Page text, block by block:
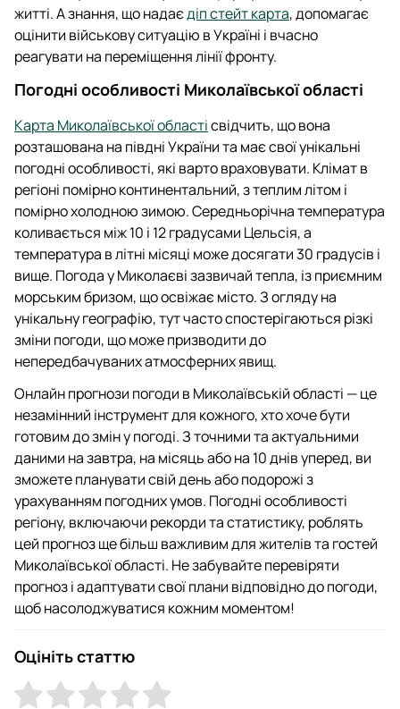
житті. А знання, що надаєдіп стейт карта, допомагає
оцінити військову ситуацію в Україні і вчасно
реагувати на переміщення лінії фронту.
Погодні особливості Миколаївської області
Карта Миколаївської областісвідчить, що вона
розташована на півдні України та має свої унікальні
погодні особливості, які варто враховувати. Клімат в
регіоні помірно континентальний, з теплим літом і
помірно холодною зимою. Середньорічна температура
коливається між 10 і 12 градусами Цельсія, а
температура в літні місяці може досягати 30 градусів і
вище. Погода у Миколаєві зазвичай тепла, із приємним
морським бризом, що освіжає місто. З огляду на
унікальну географію, тут часто спостерігаються різкі
зміни погоди, що може призводити до
непередбачуваних атмосферних явищ.
Онлайн прогнози погоди в Миколаївській області — це
незамінний інструмент для кожного, хто хоче бути
готовим до змін у погоді. З точними та актуальними
даними на завтра, на місяць або на 10 днів уперед, ви
зможете планувати свій день або подорожі з
урахуванням погодних умов. Погодні особливості
регіону, включаючи рекорди та статистику, роблять
цей прогноз ще більш важливим для жителів та гостей
Миколаївської області. Не забувайте перевіряти
прогноз і адаптувати свої плани відповідно до погоди,
щоб насолоджуватися кожним моментом!
Оцініть статтю